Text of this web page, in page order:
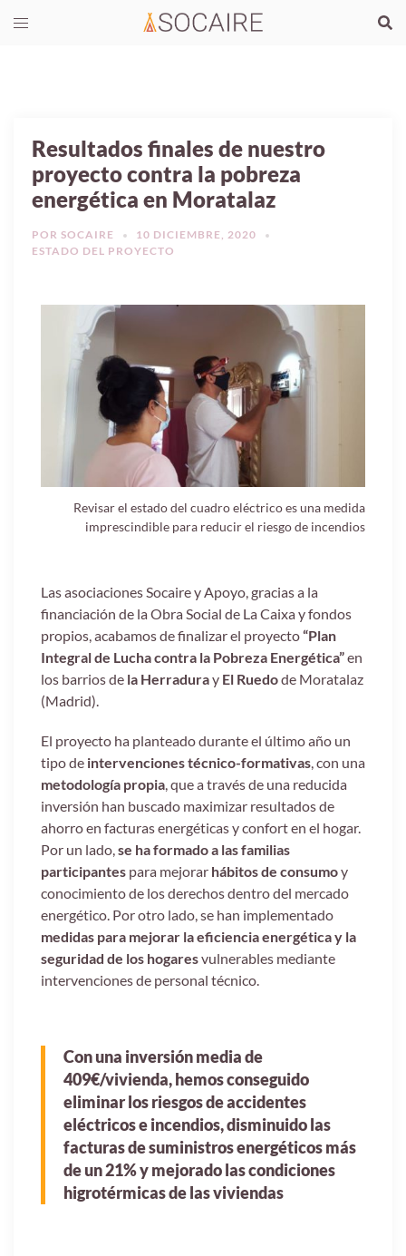
Resultados finales de nuestro
proyecto contra la pobreza
energética en Moratalaz
POR SOCAIRE
10 DICIEMBRE, 2020
ESTADO DEL PROYECTO
Revisar el estado del cuadro eléctrico es una medida
imprescindible para reducir el riesgo de incendios
Las asociaciones Socaire y Apoyo, gracias a la
financiación de la Obra Social de La Caixa y fondos
propios, acabamos de finalizar el proyecto“Plan
Integral de Lucha contra la Pobreza Energética”en
los barrios de la Herraduray El Ruedode Moratalaz
(Madrid).
El proyecto ha planteado durante el último año un
tipo de intervenciones técnico-formativas , con una
metodología propia , que a través de una reducida
inversión han buscado maximizar resultados de
ahorro en facturas energéticas y confort en el hogar.
Por un lado, se ha formado a las familias
participantes para mejorar hábitos de consumoy
conocimiento de los derechos dentro del mercado
energético. Por otro lado, se han implementado
medidas para mejorar la eficiencia energética y la
seguridad de los hogaresvulnerables mediante
intervenciones de personal técnico.
Con una inversión media de
409€/vivienda, hemos conseguido
eliminar los riesgos de accidentes
eléctricos e incendios, disminuido las
facturas de suministros energéticos más
de un 21% y mejorado las condiciones
higrotérmicas de las viviendas